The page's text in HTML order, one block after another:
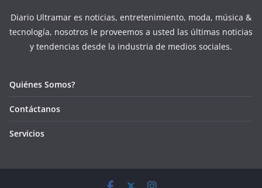
Diario Ultramar es noticias, entretenimiento, moda, música &
tecnología, nosotros le proveemos a usted las últimas noticias
y tendencias desde la industria de medios sociales.
Quiénes Somos?
Contáctanos
Servicios